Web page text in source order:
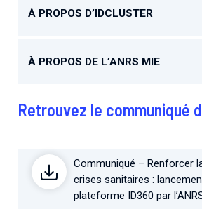
À PROPOS D’IDCLUSTER
À PROPOS DE L’ANRS MIE
Retrouvez le communiqué
Communiqué – Renforcer
crises sanitaires :
plateforme ID360 par